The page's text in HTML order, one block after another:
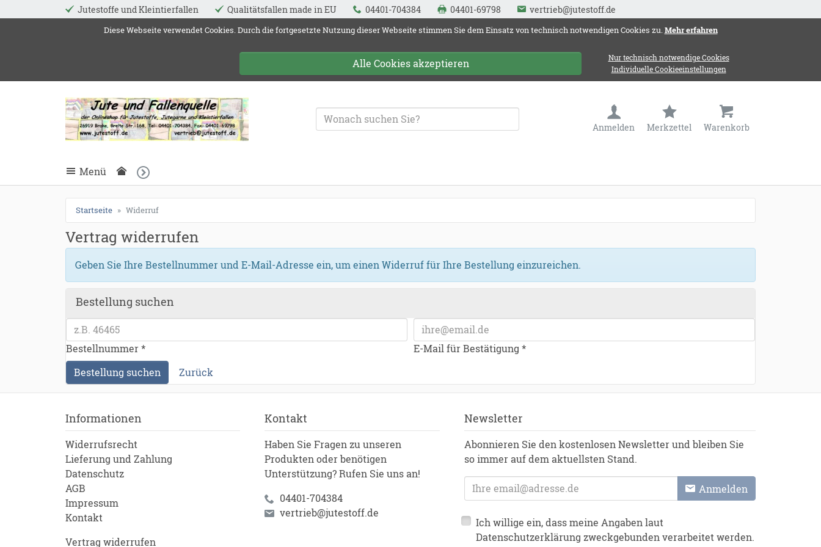
Jutestoffe und Kleintierfallen Qualitätsfallen made in EU 04401-704384 04401-69798 vertrieb@jutestoff.de
Diese Webseite verwendet Cookies. Durch die fortgesetzte Nutzung dieser Webseite stimmen Sie dem Einsatz von technisch notwendigen Cookies zu. Mehr erfahren
Alle Cookies akzeptieren
Nur technisch notwendige Cookies
Individuelle Cookieeinstellungen
schließen
Suche
Anmelden Merkzettel Warenkorb
Menü
Startseite Widerruf
Vertrag widerrufen
Geben Sie Ihre Bestellnummer und E-Mail-Adresse ein, um einen Widerruf für Ihre Bestellung einzureichen.
Bestellung suchen
Bestellnummer *
E-Mail für Bestätigung *
Bestellung suchen
Zurück
Informationen
Widerrufsrecht
Lieferung und Zahlung
Datenschutz
AGB
Impressum
Kontakt
Vertrag widerrufen
Kontakt
Haben Sie Fragen zu unseren
Produkten oder benötigen
Unterstützung? Rufen Sie uns an!
04401-704384
vertrieb@jutestoff.de
Newsletter
Abonnieren Sie den kostenlosen Newsletter und bleiben Sie
so immer auf dem aktuellsten Stand.
E-Mailadresse
Anmelden
Ich willige ein, dass meine Angaben laut
Datenschutzerklärung zweckgebunden verarbeitet werden.